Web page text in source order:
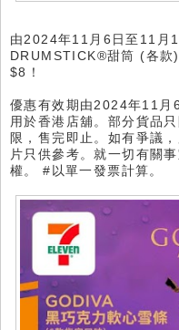
由2024年11月6日至11月
DRUMSTICK®甜筒 (各款
$8！
優惠有效期由2024年11月
用於香港店舖。部分貨品
限，售完即止。如有爭議
片只供參考。就一切有關
權。 #以單一發票計算。